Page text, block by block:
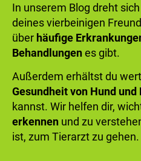
In unserem Blog dreht
deines vierbeinigen
über häufige
Behandlungenes gibt.
Außerdem erhältst du
Gesundheit von Hund und
kannst. Wir helfen dir,
erkennen und zu
ist, zum Tierarzt zu gehen.